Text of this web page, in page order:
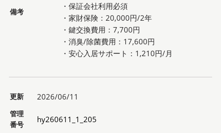
備考
・保証会社利用必須
・家財保険：20,000円/2年
・鍵交換費用：7,700円
・消臭/除菌費用：17,600円
・安心入居サポート：1,210円/月
更新 2026/06/11
管理
番号
hy260611_1_205